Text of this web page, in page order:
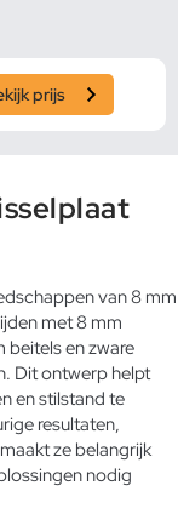
prijs
van 8 mm
met 8 mm
beitels en zware
Dit ontwerp helpt
en stilstand te
resultaten,
ze belangrijk
nodig